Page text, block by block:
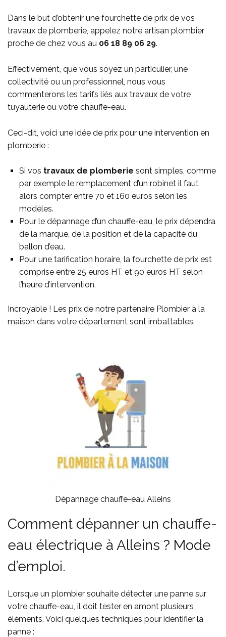
Dans le but d’obtenir une fourchette de prix de vos
travaux de plomberie, appelez notre artisan plombier
proche de chez vous au 06 18 89 06 29.
Effectivement, que vous soyez un particulier, une
collectivité ou un professionnel, nous vous
commenterons les tarifs liés aux travaux de votre
tuyauterie ou votre chauffe-eau.
Ceci-dit, voici une idée de prix pour une intervention en
plomberie :
Si vos travaux de plomberie sont simples, comme
par exemple le remplacement d’un robinet il faut
alors compter entre 70 et 160 euros selon les
modèles.
Pour le dépannage d’un chauffe-eau, le prix dépendra
de la marque, de la position et de la capacité du
ballon d’eau.
Pour une tarification horaire, la fourchette de prix est
comprise entre 25 euros HT et 90 euros HT selon
l’heure d’intervention.
Incroyable ! Les prix de notre partenaire Plombier à la
maison dans votre département sont imbattables.
Dépannage chauffe-eau Alleins
Comment dépanner un chauffe-
eau électrique à Alleins ? Mode
d’emploi.
Lorsque un plombier souhaite détecter une panne sur
votre chauffe-eau, il doit tester en amont plusieurs
éléments. Voici quelques techniques pour identifier la
panne :